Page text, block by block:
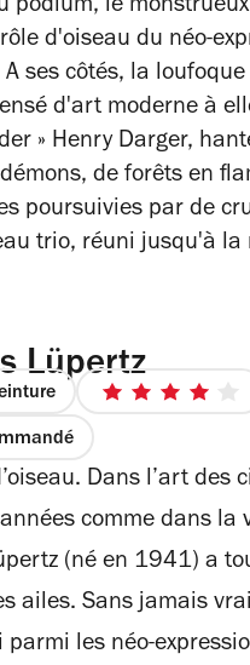
podium, le
d'oiseau du néo-
ses côtés, la
d'art moderne à
» Henry Darger,
de forêts en
poursuivies par de
trio, réuni jusqu'à la
Lüpertz
4
étoiles
Dans l’art des
comme dans la
(né en 1941) a
ailes. Sans jamais
parmi les néo-